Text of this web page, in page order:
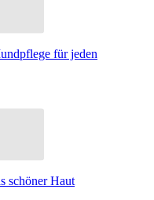
für jeden
schöner Haut